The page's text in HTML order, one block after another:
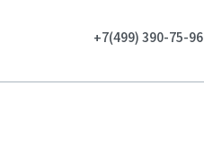
+7(499) 390-75-96